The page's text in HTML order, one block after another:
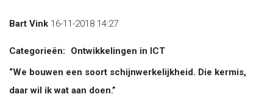
Bart Vink 16-11-2018 14:27
Categorieën:
Ontwikkelingen in ICT
“We bouwen een soort schijnwerkelijkheid. Die kermis,
daar wil ik wat aan doen.”